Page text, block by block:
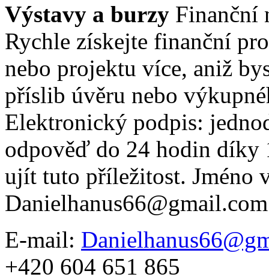
Výstavy a burzy Finanční
Rychle získejte finanční
nebo projektu více, aniž
příslib úvěru nebo
Elektronický podpis:
odpověď do 24 hodin díky
ujít tuto příležitost. Jméno
Danielhanus66@gmail.com
E-mail:
+420 604 651 865